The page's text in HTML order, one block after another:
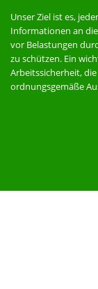
Unser Ziel ist es,
Informationen an
vor Belastungen
zu schützen. Ein
Arbeitssicherheit,
ordnungsgemäße